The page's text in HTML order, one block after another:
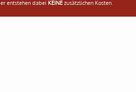
entstehen dabei KEINEzusätzlichen Kosten.